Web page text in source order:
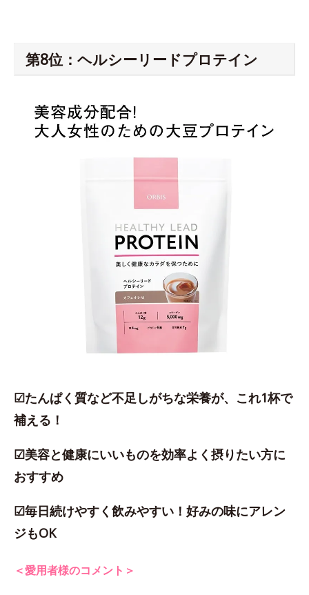
第8位：ヘルシーリードプロテイン
☑たんぱく質など不足しがちな栄養が、これ1杯で
補える！
☑美容と健康にいいものを効率よく摂りたい方に
おすすめ
☑毎日続けやすく飲みやすい！好みの味にアレン
ジもOK
＜愛用者様のコメント＞